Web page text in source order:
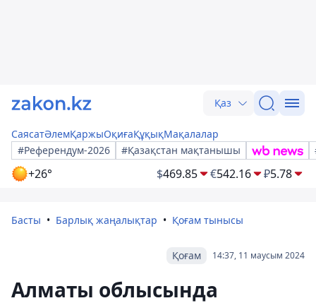
Қаз
СаясатӘлемҚаржыОқиғаҚұқықМақалалар
#Референдум-2026
#Қазақстан мақтанышы
+26° $469.85 €542.16 ₽5.78
Басты Барлық жаңалықтар Қоғам тынысы
14:37, 11 маусым 2024
Қоғам
Алматы облысында